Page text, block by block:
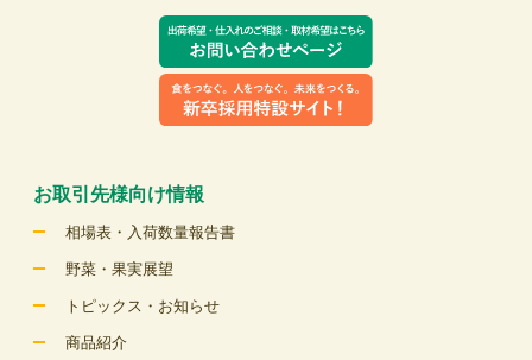
お取引先様向け情報
相場表・入荷数量報告書
野菜・果実展望
トピックス・お知らせ
商品紹介